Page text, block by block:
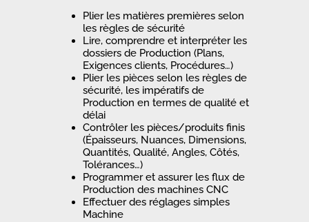
Plier les matières premières selon
les règles de sécurité
Lire, comprendre et interpréter les
dossiers de Production (Plans,
Exigences clients, Procédures…)
Plier les pièces selon les règles de
sécurité, les impératifs de
Production en termes de qualité et
délai
Contrôler les pièces/produits finis
(Épaisseurs, Nuances, Dimensions,
Quantités, Qualité, Angles, Côtés,
Tolérances…)
Programmer et assurer les flux de
Production des machines CNC
Effectuer des réglages simples
Machine